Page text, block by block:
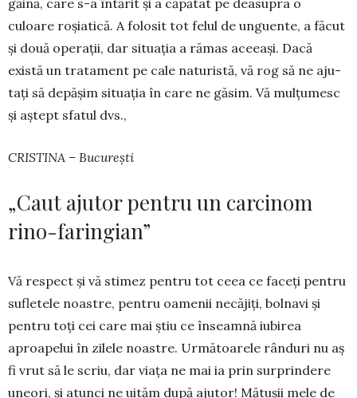
culoare roșiatică. A folosit tot felul de unguente, a făcut
și două operații, dar situația a rămas aceeași. Dacă
există un tratament pe cale naturistă, vă rog să ne aju­
tați să depășim situația în care ne găsim. Vă mulțumesc
și aștept sfatul dvs.,
CRISTINA – București
„Caut ajutor pentru un carcinom
rino-faringian”
Vă respect și vă stimez pentru tot ceea ce faceți pentru
sufletele noastre, pentru oamenii necăjiți, bol­navi și
pentru toți cei care mai știu ce înseamnă iubirea
aproapelui în zilele noastre. Următoarele rânduri nu aș
fi vrut să le scriu, dar viața ne mai ia prin surprindere
uneori, și atunci ne uităm după ajutor! Mătușii mele de